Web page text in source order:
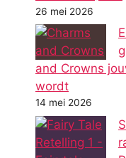
26 mei 2026
and Crowns
wordt
14 mei 2026